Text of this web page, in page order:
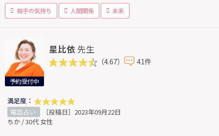
相手の気持ち 人間関係 未来
予約受付中
星比依 先生
（4.67） 41件
満足度：
電話占い
［投稿日］2023年09月22日
ちか / 30代 女性